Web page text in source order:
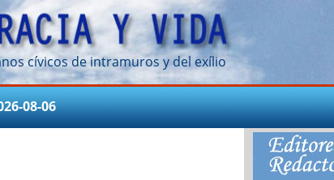
cívicos de intramuros y del exílio
08-06